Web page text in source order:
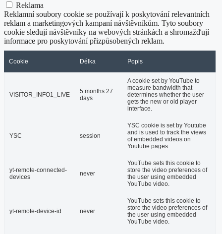
Reklama
Reklamní soubory cookie se používají k poskytování relevantních
reklam a marketingových kampaní návštěvníkům. Tyto soubory
cookie sledují návštěvníky na webových stránkách a shromažďují
informace pro poskytování přizpůsobených reklam.
Cookie Délka Popis
VISITOR_INFO1_LIVE
5 months 27
days
A cookie set by YouTube to
measure bandwidth that
determines whether the user
gets the new or old player
interface.
YSC session
YSC cookie is set by Youtube
and is used to track the views
of embedded videos on
Youtube pages.
yt-remote-connected-
devices
never
YouTube sets this cookie to
store the video preferences of
the user using embedded
YouTube video.
yt-remote-device-id never
YouTube sets this cookie to
store the video preferences of
the user using embedded
YouTube video.